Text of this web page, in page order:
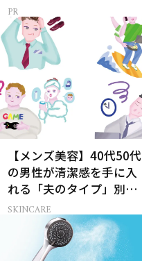
【メンズ美容】40代50代
の男性が清潔感を手に入
れる「夫のタイプ」別ス
キンケア術
SKINCARE